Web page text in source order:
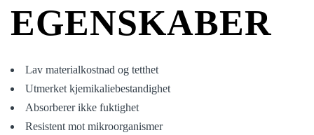
EGENSKABER
Lav materialkostnad og tetthet
Utmerket kjemikaliebestandighet
Absorberer ikke fuktighet
Resistent mot mikroorganismer